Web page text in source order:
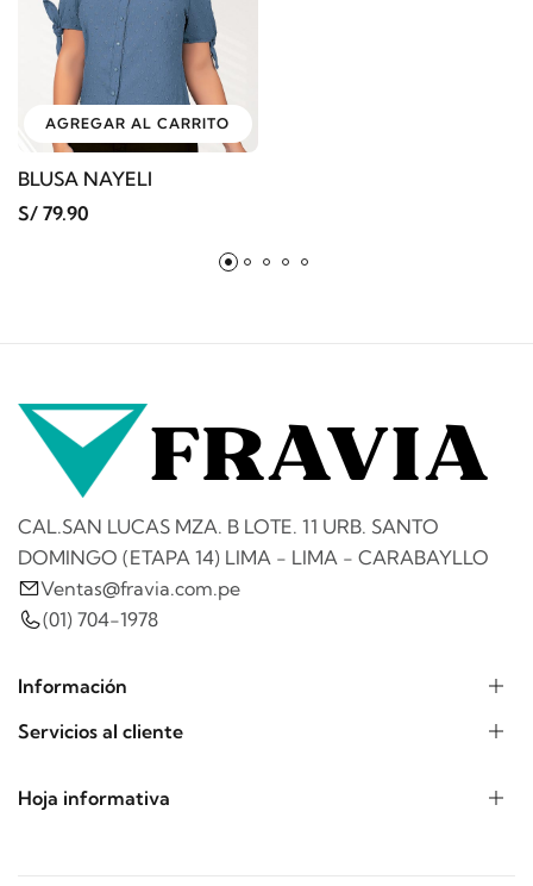
AGREGAR AL CARRITO
BLUSA NAYELI
S/ 79.90
CAL.SAN LUCAS MZA. B LOTE. 11 URB. SANTO
DOMINGO (ETAPA 14) LIMA - LIMA - CARABAYLLO
Ventas@fravia.com.pe
(01) 704-1978
Información
Servicios al cliente
Hoja informativa